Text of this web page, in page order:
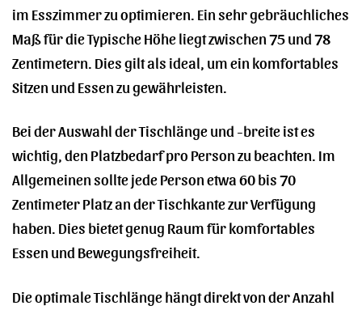
im Esszimmer zu optimieren. Ein sehr gebräuchliches
Maß für die Typische Höhe liegt zwischen 75 und 78
Zentimetern. Dies gilt als ideal, um ein komfortables
Sitzen und Essen zu gewährleisten.
Bei der Auswahl der Tischlänge und -breite ist es
wichtig, den Platzbedarf pro Person zu beachten. Im
Allgemeinen sollte jede Person etwa 60 bis 70
Zentimeter Platz an der Tischkante zur Verfügung
haben. Dies bietet genug Raum für komfortables
Essen und Bewegungsfreiheit.
Die optimale Tischlänge hängt direkt von der Anzahl